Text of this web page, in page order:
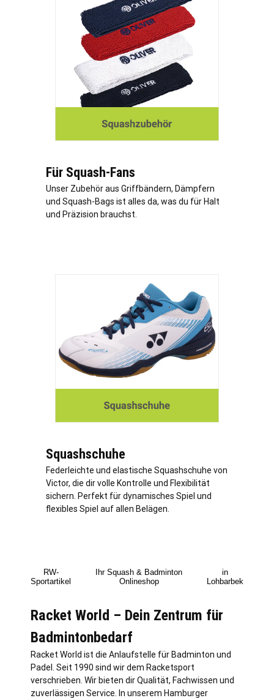
Für Squash-Fans
Unser Zubehör aus Griffbändern, Dämpfern
und Squash-Bags ist alles da, was du für Halt
und Präzision brauchst.
Squashschuhe
Federleichte und elastische Squashschuhe von
Victor, die dir volle Kontrolle und Flexibilität
sichern. Perfekt für dynamisches Spiel und
flexibles Spiel auf allen Belägen.
RW-
Sportartikel
Ihr Squash & Badminton
Onlineshop
in
Lohbarbek
Racket World – Dein Zentrum für
Badmintonbedarf
Racket World ist die Anlaufstelle für Badminton und
Padel. Seit 1990 sind wir dem Racketsport
verschrieben. Wir bieten dir Qualität, Fachwissen und
zuverlässigen Service. In unserem Hamburger